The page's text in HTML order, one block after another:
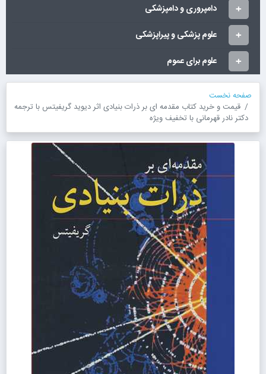
دامپروری و دامپزشکی
علوم پزشکی و پیراپزشکی
علوم برای عموم
صفحه نخست
قیمت و خرید کتاب مقدمه ای بر ذرات بنیادی اثر دیوید گریفیتس با ترجمه
دکتر نادر قهرمانی با تخفیف ویژه